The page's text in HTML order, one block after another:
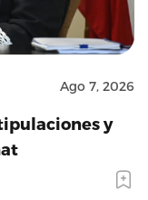
Ago 7, 2026
y